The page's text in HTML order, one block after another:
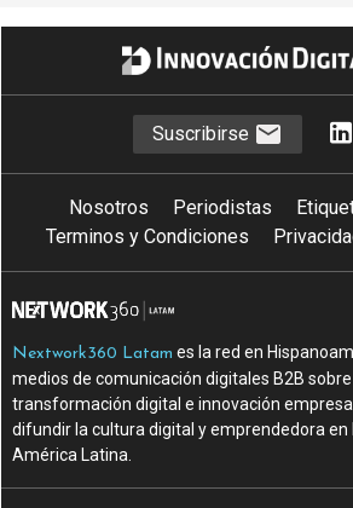
Suscribirse
Nosotros Periodistas
Terminos y Condiciones
Nextwork360 Latam es la red en
medios de comunicación digitales B2B
transformación digital e innovación
difundir la cultura digital y emprendedora en
América Latina.